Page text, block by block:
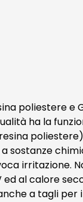
poliestere e
ha la
sostanze
irritazione.
al calore
a tagli per